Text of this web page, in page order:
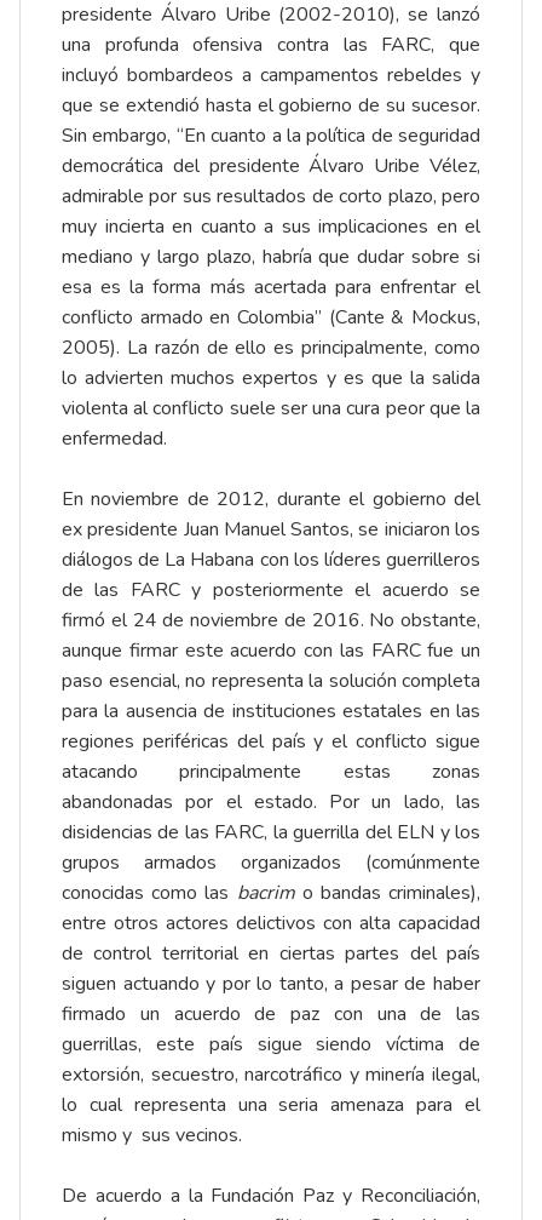
presidente Álvaro Uribe (2002-2010), se lanzó
una profunda ofensiva contra las FARC, que
incluyó bombardeos a campamentos rebeldes y
que se extendió hasta el gobierno de su sucesor.
Sin embargo, “En cuanto a la política de seguridad
democrática del presidente Álvaro Uribe Vélez,
admirable por sus resultados de corto plazo, pero
muy incierta en cuanto a sus implicaciones en el
mediano y largo plazo, habría que dudar sobre si
esa es la forma más acertada para enfrentar el
conflicto armado en Colombia” (Cante & Mockus,
2005). La razón de ello es principalmente, como
lo advierten muchos expertos y es que la salida
violenta al conflicto suele ser una cura peor que la
enfermedad.
En noviembre de 2012, durante el gobierno del
ex presidente Juan Manuel Santos, se iniciaron los
diálogos de La Habana con los líderes guerrilleros
de las FARC y posteriormente el acuerdo se
firmó el 24 de noviembre de 2016. No obstante,
aunque firmar este acuerdo con las FARC fue un
paso esencial, no representa la solución completa
para la ausencia de instituciones estatales en las
regiones periféricas del país y el conflicto sigue
atacando principalmente estas zonas
abandonadas por el estado. Por un lado, las
disidencias de las FARC, la guerrilla del ELN y los
grupos armados organizados (comúnmente
conocidas como las bacrim o bandas criminales),
entre otros actores delictivos con alta capacidad
de control territorial en ciertas partes del país
siguen actuando y por lo tanto, a pesar de haber
firmado un acuerdo de paz con una de las
guerrillas, este país sigue siendo víctima de
extorsión, secuestro, narcotráfico y minería ilegal,
lo cual representa una seria amenaza para el
mismo y sus vecinos.
De acuerdo a la Fundación Paz y Reconciliación,